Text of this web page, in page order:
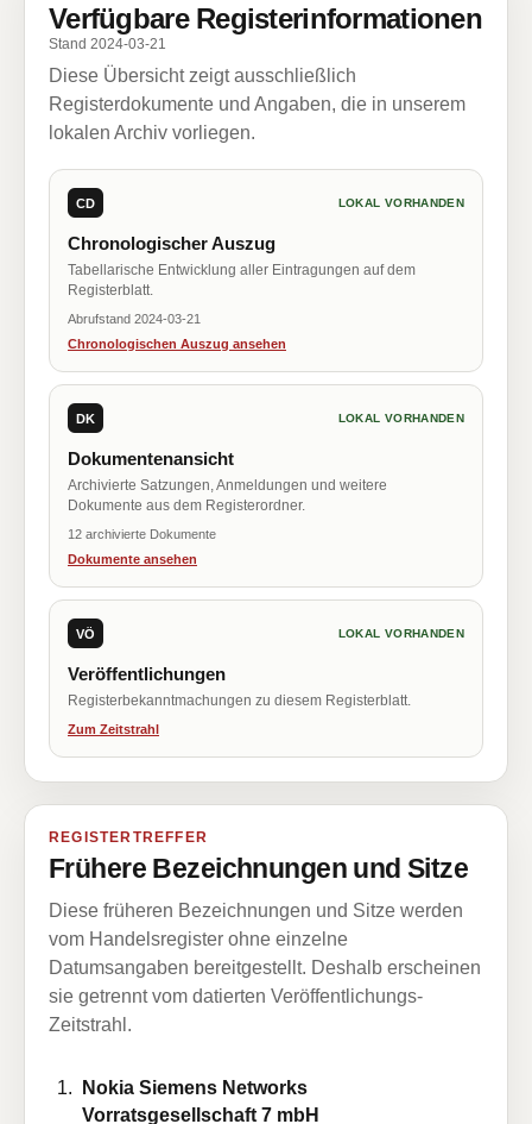
Verfügbare Registerinformationen
Stand 2024-03-21
Diese Übersicht zeigt ausschließlich
Registerdokumente und Angaben, die in unserem
lokalen Archiv vorliegen.
CD LOKAL VORHANDEN
Chronologischer Auszug
Tabellarische Entwicklung aller Eintragungen auf dem
Registerblatt.
Abrufstand 2024-03-21
Chronologischen Auszug ansehen
DK LOKAL VORHANDEN
Dokumentenansicht
Archivierte Satzungen, Anmeldungen und weitere
Dokumente aus dem Registerordner.
12 archivierte Dokumente
Dokumente ansehen
VÖ LOKAL VORHANDEN
Veröffentlichungen
Registerbekanntmachungen zu diesem Registerblatt.
Zum Zeitstrahl
REGISTERTREFFER
Frühere Bezeichnungen und Sitze
Diese früheren Bezeichnungen und Sitze werden
vom Handelsregister ohne einzelne
Datumsangaben bereitgestellt. Deshalb erscheinen
sie getrennt vom datierten Veröffentlichungs-
Zeitstrahl.
Nokia Siemens Networks
Vorratsgesellschaft 7 mbH